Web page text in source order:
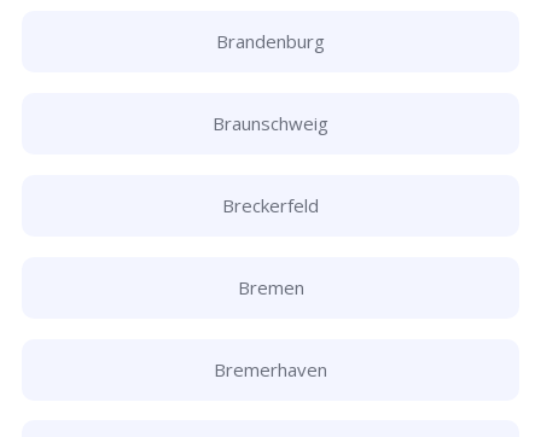
Brandenburg
Braunschweig
Breckerfeld
Bremen
Bremerhaven